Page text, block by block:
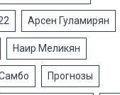
Арсен Гуламирян
Наир Меликян
Прогнозы